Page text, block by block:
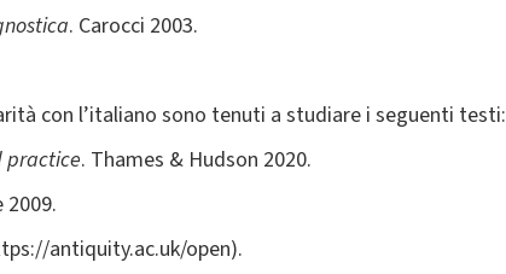
. Carocci 2003.
con l’italiano sono tenuti a studiare i seguenti testi:
practice. Thames & Hudson 2020.
2009.
antiquity.ac.uk/open).